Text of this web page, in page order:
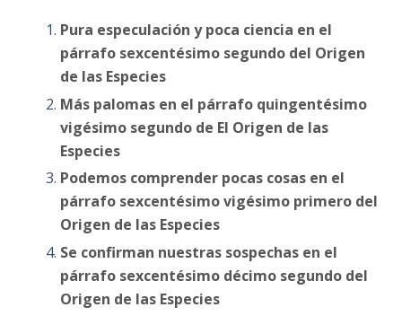
Pura especulación y poca ciencia en el
párrafo sexcentésimo segundo del Origen
de las Especies
Más palomas en el párrafo quingentésimo
vigésimo segundo de El Origen de las
Especies
Podemos comprender pocas cosas en el
párrafo sexcentésimo vigésimo primero del
Origen de las Especies
Se confirman nuestras sospechas en el
párrafo sexcentésimo décimo segundo del
Origen de las Especies